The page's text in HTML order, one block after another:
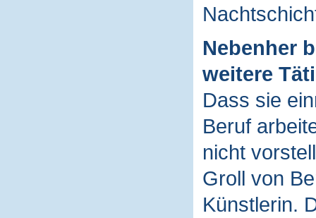
Nebenher
weitere
Dass sie
Beruf
nicht
Groll von
Künstlerin.